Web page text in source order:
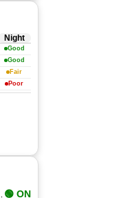
Night
Good
Good
Fair
Poor
🟢 ON